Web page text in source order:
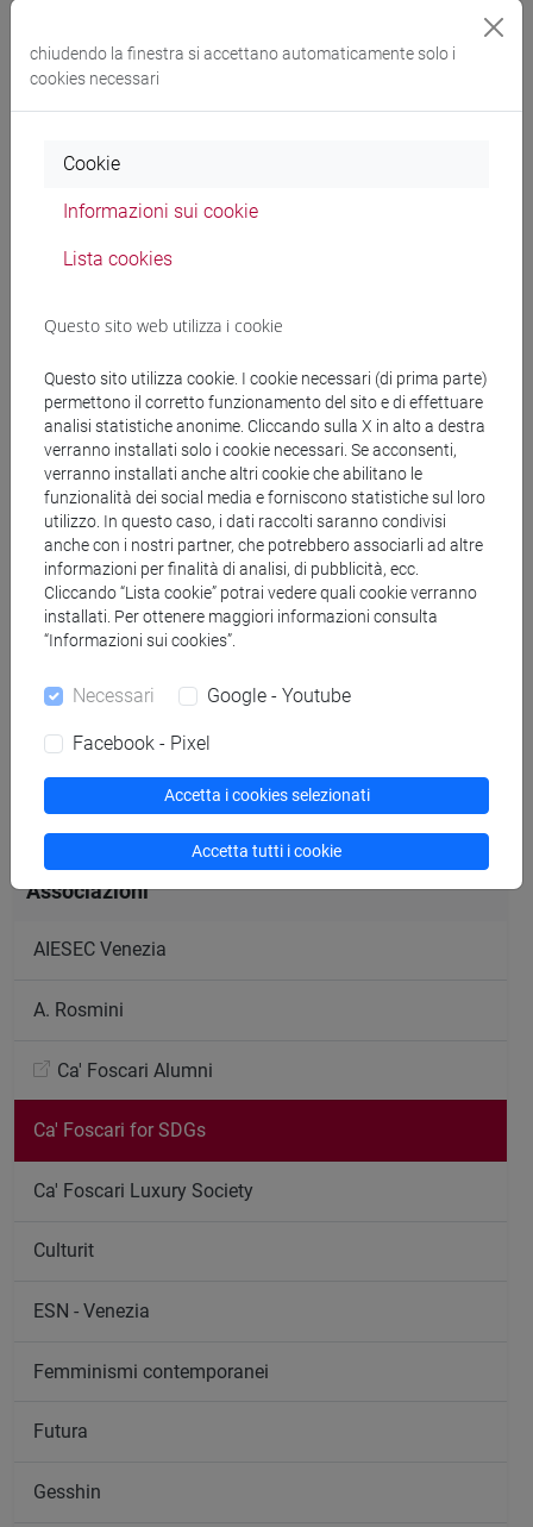
Ca’ Foscari for SDGs sostiene, promuove e realizza progetti
di varia natura finalizzati alla promozione della
cooperazione allo sviluppo attraverso il raggiungimento
dell’obiettivo n.17 dell’Agenda 2030, relativo alla partnership
suoi fini, intende promuovere e organizzare molteplici
multimediali; tirocini curricolari ed extra-curricolari in
networking mirato;
seminari e workshops;
premi di laurea;
opportunità di volontariato;
corsi online.
Contatti
cafoscariforsdgs@gmail.com
Sito web
Instagram
Attività formative autogestite
Associazioni
AIESEC Venezia
A. Rosmini
Ca' Foscari Alumni
Ca' Foscari for SDGs
Ca' Foscari Luxury Society
Culturit
ESN - Venezia
Femminismi contemporanei
Futura
Gesshin
chiudendo la finestra si accettano automaticamente solo i
cookies necessari
Cookie
Informazioni sui cookie
Lista cookies
Questo sito web utilizza i cookie
Questo sito utilizza cookie. I cookie necessari (di prima parte)
permettono il corretto funzionamento del sito e di effettuare
analisi statistiche anonime. Cliccando sulla X in alto a destra
verranno installati solo i cookie necessari. Se acconsenti,
verranno installati anche altri cookie che abilitano le
funzionalità dei social media e forniscono statistiche sul loro
utilizzo. In questo caso, i dati raccolti saranno condivisi
anche con i nostri partner, che potrebbero associarli ad altre
informazioni per finalità di analisi, di pubblicità, ecc.
Cliccando “Lista cookie” potrai vedere quali cookie verranno
installati. Per ottenere maggiori informazioni consulta
“Informazioni sui cookies”.
Necessari Google - Youtube
Facebook - Pixel
Accetta i cookies selezionati
Accetta tutti i cookie